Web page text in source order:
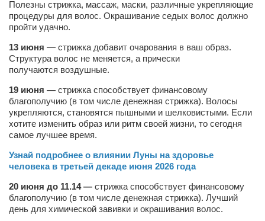
Полезны стрижка, массаж, маски, различные укрепляющие
процедуры для волос. Окрашивание седых волос должно
пройти удачно.
13 июня — стрижка добавит очарования в ваш образ.
Структура волос не меняется, а прически
получаются воздушные.
19 июня — стрижка способствует финансовому
благополучию (в том числе денежная стрижка). Волосы
укрепляются, становятся пышными и шелковистыми. Если
хотите изменить образ или ритм своей жизни, то сегодня
самое лучшее время.
Узнай подробнее о влиянии Луны на здоровье
человека в третьей декаде июня 2026 года
20 июня до 11.14 — стрижка способствует финансовому
благополучию (в том числе денежная стрижка). Лучший
день для химической завивки и окрашивания волос.